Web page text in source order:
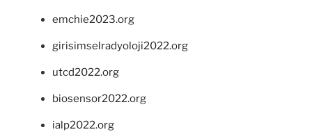
emchie2023.org
girisimselradyoloji2022.org
utcd2022.org
biosensor2022.org
ialp2022.org